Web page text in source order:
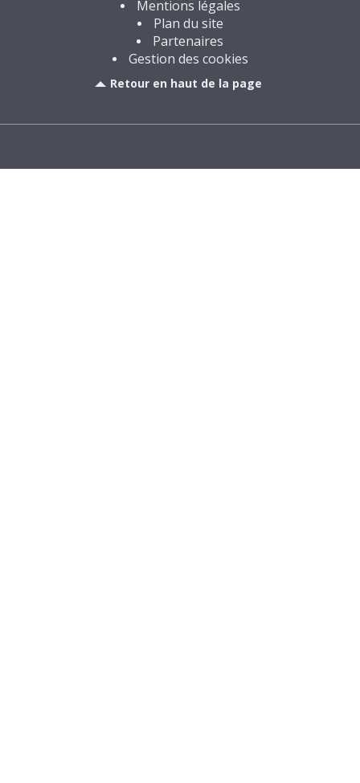
Mentions légales
Plan du site
Partenaires
Gestion des cookies
Retour en haut de la page